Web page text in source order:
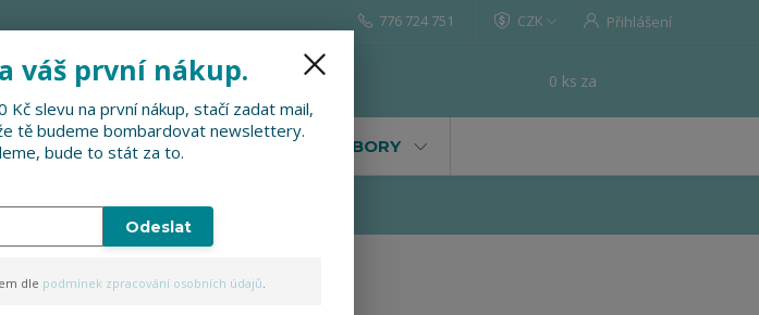
CZK Přihlášení
Hledat
776 724 751
0 ks za
PRO FIRMY, FESTIVALY, SOUBORY
váš první nákup.
slevu na první nákup, stačí zadat mail,
tě budeme bombardovat newslettery.
bude to stát za to.
Odeslat
dle podmínek zpracování osobních údajů.